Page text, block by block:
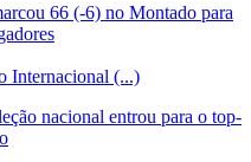
66 (-6) no Montado para
Internacional (...)
nacional entrou para o top-